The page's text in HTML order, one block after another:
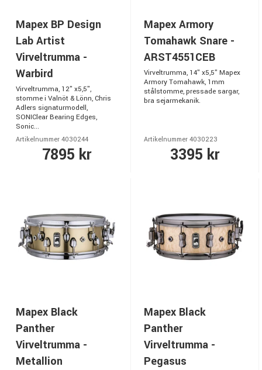
Mapex BP Design
Lab Artist
Virveltrumma -
Warbird
Virveltrumma, 12" x5,5",
stomme i Valnöt & Lönn, Chris
Adlers signaturmodell,
SONIClear Bearing Edges,
Sonic...
Artikelnummer 4030244
7895 kr
Mapex Armory
Tomahawk Snare -
ARST4551CEB
Virveltrumma, 14" x5,5" Mapex
Armory Tomahawk, 1mm
stålstomme, pressade sargar,
bra sejarmekanik.
Artikelnummer 4030223
3395 kr
Mapex Black
Panther
Virveltrumma -
Metallion
Mapex Black
Panther
Virveltrumma -
Pegasus